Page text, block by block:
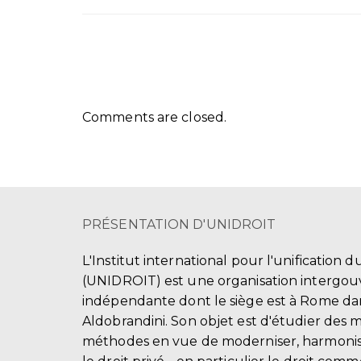
Comments are closed.
PRÉSENTATION D'UNIDROIT
L'Institut international pour l'unification
(UNIDROIT) est une organisation
indépendante dont le siège est à Rome
Aldobrandini. Son objet est d'étudier des
méthodes en vue de moderniser,